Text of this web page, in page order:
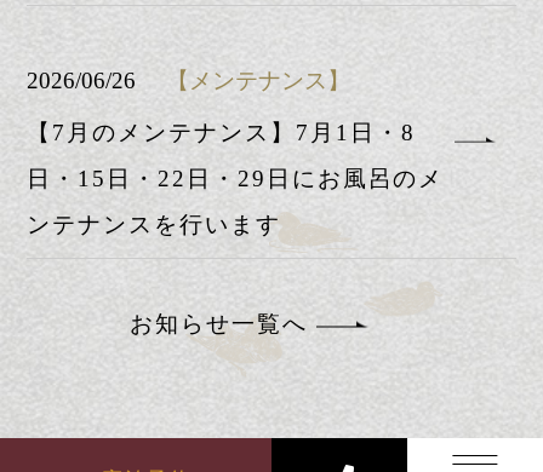
2026/08/01 【特集イベント】
【夏季限定】「涼み湯」のご案内
2026/07/24 【お知らせ】
8月の営業について